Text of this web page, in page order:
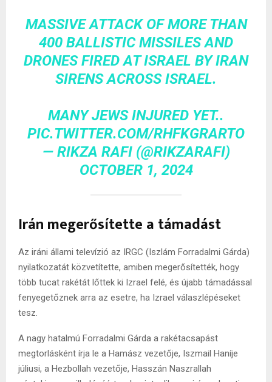
MASSIVE ATTACK OF MORE THAN
400 BALLISTIC MISSILES AND
DRONES FIRED AT ISRAEL BY IRAN
SIRENS ACROSS ISRAEL.
MANY JEWS INJURED YET..
PIC.TWITTER.COM/RHFKGRARTO
— RIKZA RAFI (@RIKZARAFI)
OCTOBER 1, 2024
Irán megerősítette a támadást
Az iráni állami televízió az IRGC (Iszlám Forradalmi Gárda)
nyilatkozatát közvetítette, amiben megerősítették, hogy
több tucat rakétát lőttek ki Izrael felé, és újabb támadással
fenyegetőznek arra az esetre, ha Izrael válaszlépéseket
tesz.
A nagy hatalmú Forradalmi Gárda a rakétacsapást
megtorlásként írja le a Hamász vezetője, Iszmail Haníje
júliusi, a Hezbollah vezetője, Hasszán Naszrallah